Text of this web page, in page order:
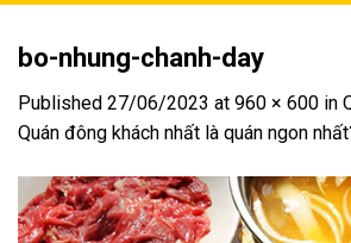
bo-nhung-chanh-day
Published 27/06/2023 at 960 × 600 in
Quán đông khách nhất là quán ngon